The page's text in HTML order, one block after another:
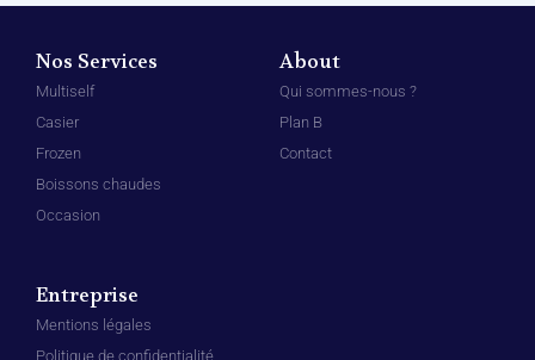
Nos Services
Multiself
Casier
Frozen
Boissons chaudes
Occasion
About
Qui sommes-nous ?
Plan B
Contact
Entreprise
Mentions légales
Politique de confidentialité